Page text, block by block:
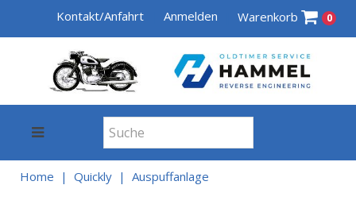
Kontakt/Anfahrt Anmelden Warenkorb 0
Home Quickly Auspuffanlage